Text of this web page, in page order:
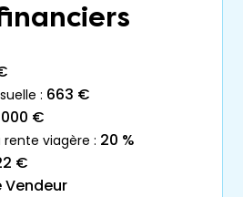
: 663 €
000 €
rente viagère : 20 %
€
Vendeur